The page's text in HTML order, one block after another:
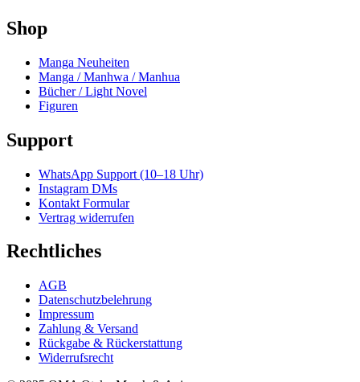
Shop
Manga Neuheiten
Manga / Manhwa / Manhua
Bücher / Light Novel
Figuren
Support
WhatsApp Support (10–18 Uhr)
Instagram DMs
Kontakt Formular
Vertrag widerrufen
Rechtliches
AGB
Datenschutzbelehrung
Impressum
Zahlung & Versand
Rückgabe & Rückerstattung
Widerrufsrecht